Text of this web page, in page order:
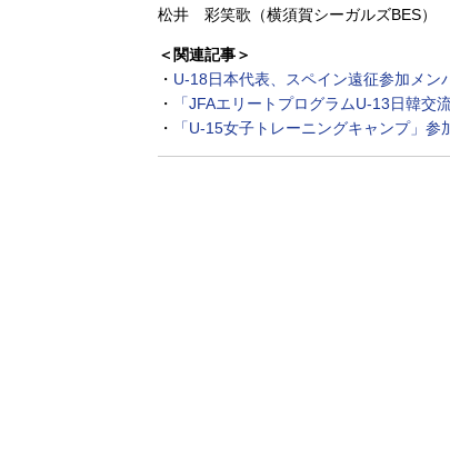
松井 彩笑歌（横須賀シーガルズBES）
＜関連記事＞
・ U-18日本代表、スペイン遠征参加メン
・
「JFAエリートプログラムU-13日韓交
・
「U-15女子トレーニングキャンプ」参